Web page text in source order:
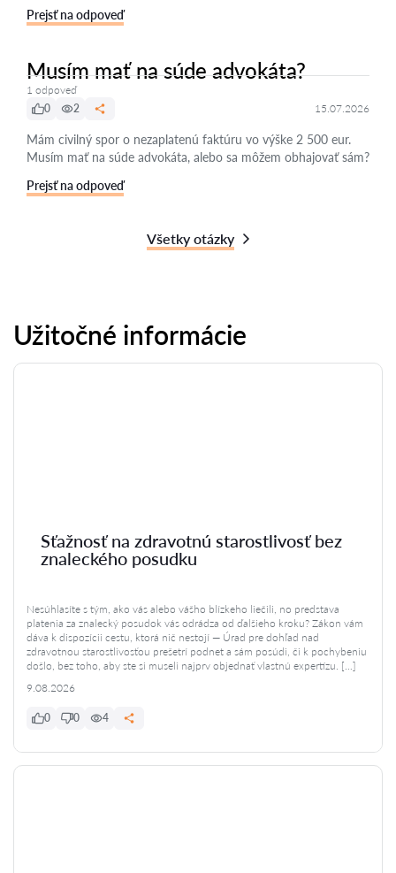
Prejsť na odpoveď
Musím mať na súde advokáta?
1 odpoveď
0
2 15.07.2026
Mám civilný spor o nezaplatenú faktúru vo výške 2 500 eur.
Musím mať na súde advokáta, alebo sa môžem obhajovať sám?
Prejsť na odpoveď
Všetky otázky
Užitočné informácie
Sťažnosť na zdravotnú starostlivosť bez
znaleckého posudku
Nesúhlasíte s tým, ako vás alebo vášho blízkeho liečili, no predstava
platenia za znalecký posudok vás odrádza od ďalšieho kroku? Zákon vám
dáva k dispozícii cestu, ktorá nič nestojí — Úrad pre dohľad nad
zdravotnou starostlivosťou prešetrí podnet a sám posúdi, či k pochybeniu
došlo, bez toho, aby ste si museli najprv objednať vlastnú expertízu. […]
9.08.2026
0 0 4